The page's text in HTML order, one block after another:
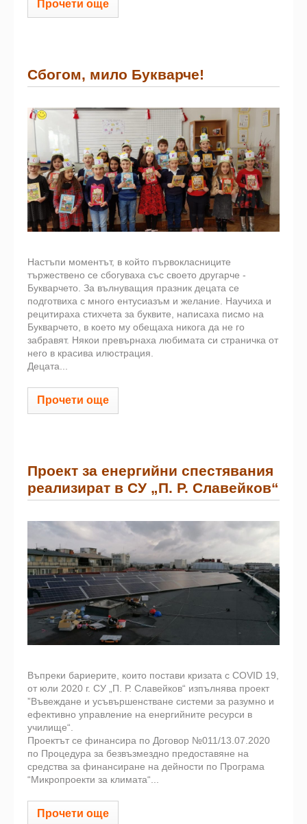
Прочети още
Сбогом, мило Букварче!
Настъпи моментът, в който първокласниците
тържествено се сбогуваха със своето другарче -
Букварчето. За вълнуващия празник децата се
подготвиха с много ентусиазъм и желание. Научиха и
рецитираха стихчета за буквите, написаха писмо на
Букварчето, в което му обещаха никога да не го
забравят. Някои превърнаха любимата си страничка от
него в красива илюстрация.
Децата...
Прочети още
Проект за енергийни спестявания
реализират в СУ „П. Р. Славейков“
Въпреки бариерите, които постави кризата с COVID 19,
от юли 2020 г. СУ „П. Р. Славейков“ изпълнява проект
”Въвеждане и усъвършенстване системи за разумно и
ефективно управление на енергийните ресурси в
училище“.
Проектът се финансира по Договор №011/13.07.2020
по Процедура за безвъзмездно предоставяне на
средства за финансиране на дейности по Програма
“Микропроекти за климата“...
Прочети още